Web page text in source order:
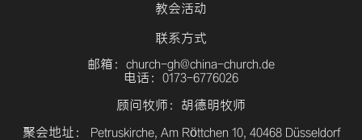
教会活动
联系方式
邮箱：church-gh@china-church.de
电话：0173-6776026
顾问牧师：胡德明牧师
聚会地址： Petruskirche, Am Röttchen 10, 40468 Düsseldorf